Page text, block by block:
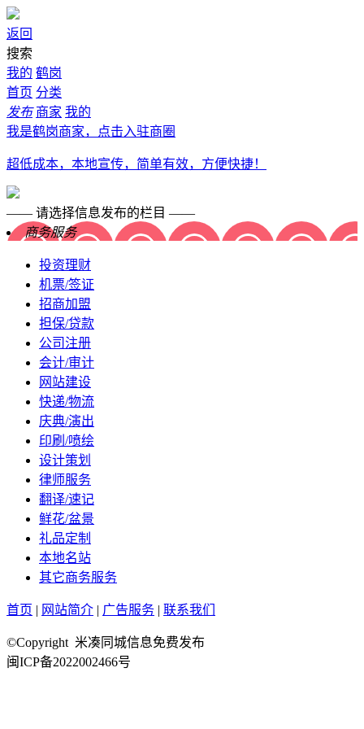
返回
搜索
我的 鹤岗
首页 分类
发布 商家 我的
我是鹤岗商家，点击入驻商圈
超低成本，本地宣传，简单有效，方便快捷！
—— 请选择信息发布的栏目 ——
商务服务
投资理财
机票/签证
招商加盟
担保/贷款
公司注册
会计/审计
网站建设
快递/物流
庆典/演出
印刷/喷绘
设计策划
律师服务
翻译/速记
鲜花/盆景
礼品定制
本地名站
其它商务服务
首页 | 网站简介 | 广告服务 | 联系我们
©Copyright 米凑同城信息免费发布
闽ICP备2022002466号